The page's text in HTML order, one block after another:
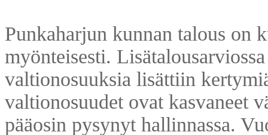
Punkaharjun kunnan talous on
myönteisesti.
valtionosuuksia lisättiin
valtionosuudet ovat kasvaneet
pääosin pysynyt hallinnassa.